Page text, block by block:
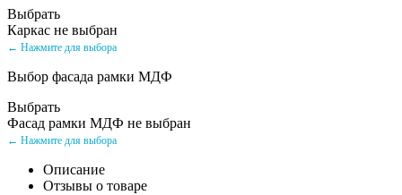
Выбрать
Каркас не выбран
← Нажмите для выбора
Выбор фасада рамки МДФ
Выбрать
Фасад рамки МДФ не выбран
← Нажмите для выбора
Описание
Отзывы о товаре